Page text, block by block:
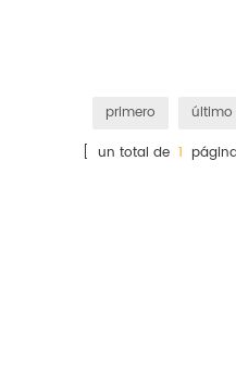
primero
último
[ un total de 1